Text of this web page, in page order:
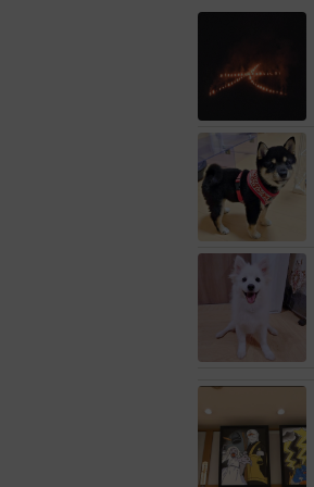
ーー「猫カフ